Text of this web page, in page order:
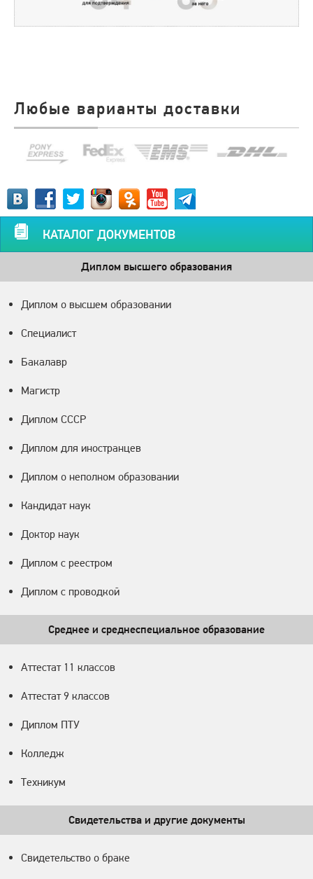
Любые варианты доставки
КАТАЛОГ ДОКУМЕНТОВ
Диплом высшего образования
Диплом о высшем образовании
Специалист
Бакалавр
Магистр
Диплом СССР
Диплом для иностранцев
Диплом о неполном образовании
Кандидат наук
Доктор наук
Диплом с реестром
Диплом с проводкой
Среднее и среднеспециальное образование
Аттестат 11 классов
Аттестат 9 классов
Диплом ПТУ
Колледж
Техникум
Свидетельства и другие документы
Свидетельство о браке